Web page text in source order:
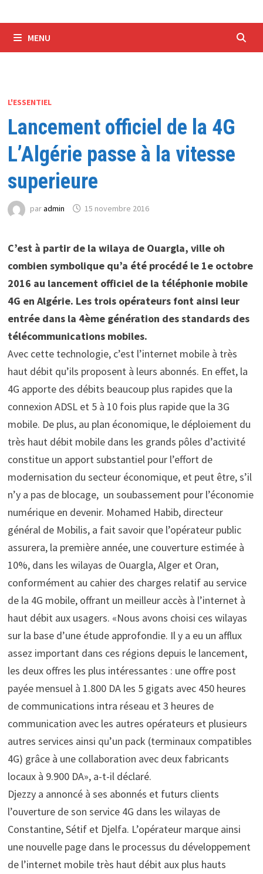
MENU
L'ESSENTIEL
Lancement officiel de la 4G
L’Algérie passe à la vitesse
superieure
paradmin 15 novembre 2016
C’est à partir de la wilaya de Ouargla, ville oh
combien symbolique qu’a été procédé le 1e octobre
2016 au lancement officiel de la téléphonie mobile
4G en Algérie. Les trois opérateurs font ainsi leur
entrée dans la 4ème génération des standards des
télécommunications mobiles.
Avec cette technologie, c’est l’internet mobile à très
haut débit qu’ils proposent à leurs abonnés. En effet, la
4G apporte des débits beaucoup plus rapides que la
connexion ADSL et 5 à 10 fois plus rapide que la 3G
mobile. De plus, au plan économique, le déploiement du
très haut débit mobile dans les grands pôles d’activité
constitue un apport substantiel pour l’effort de
modernisation du secteur économique, et peut être, s’il
n’y a pas de blocage, un soubassement pour l’économie
numérique en devenir. Mohamed Habib, directeur
général de Mobilis, a fait savoir que l’opérateur public
assurera, la première année, une couverture estimée à
10%, dans les wilayas de Ouargla, Alger et Oran,
conformément au cahier des charges relatif au service
de la 4G mobile, offrant un meilleur accès à l’internet à
haut débit aux usagers. «Nous avons choisi ces wilayas
sur la base d’une étude approfondie. Il y a eu un afflux
assez important dans ces régions depuis le lancement,
les deux offres les plus intéressantes : une offre post
payée mensuel à 1.800 DA les 5 gigats avec 450 heures
de communications intra réseau et 3 heures de
communication avec les autres opérateurs et plusieurs
autres services ainsi qu’un pack (terminaux compatibles
4G) grâce à une collaboration avec deux fabricants
locaux à 9.900 DA», a-t-il déclaré.
Djezzy a annoncé à ses abonnés et futurs clients
l’ouverture de son service 4G dans les wilayas de
Constantine, Sétif et Djelfa. L’opérateur marque ainsi
une nouvelle page dans le processus du développement
de l’internet mobile très haut débit aux plus hauts